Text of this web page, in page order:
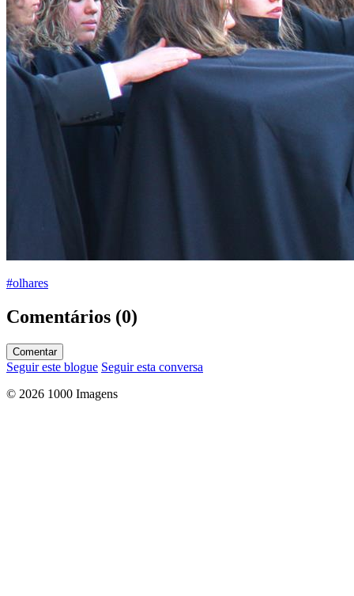
#olhares
Comentários (0)
Comentar
Seguir este blogue Seguir esta conversa
© 2026 1000 Imagens